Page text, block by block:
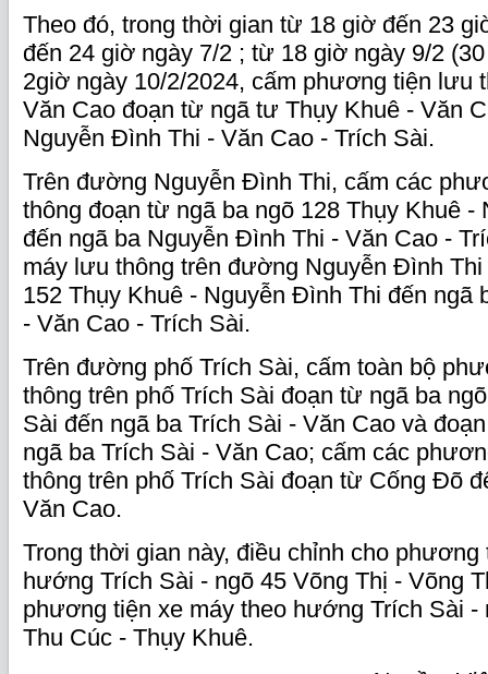
Theo đó, trong thời gian từ 18 giờ đến 23
đến 24 giờ ngày 7/2 ; từ 18 giờ ngày 9/2
2giờ ngày 10/2/2024, cấm phương tiện lưu
Văn Cao đoạn từ ngã tư Thụy Khuê - Văn
Nguyễn Đình Thi - Văn Cao - Trích Sài.
Trên đường Nguyễn Đình Thi, cấm các
thông đoạn từ ngã ba ngõ 128 Thụy Khuê -
đến ngã ba Nguyễn Đình Thi - Văn Cao -
máy lưu thông trên đường Nguyễn Đình
152 Thụy Khuê - Nguyễn Đình Thi đến ngã
- Văn Cao - Trích Sài.
Trên đường phố Trích Sài, cấm toàn bộ
thông trên phố Trích Sài đoạn từ ngã ba
Sài đến ngã ba Trích Sài - Văn Cao và
ngã ba Trích Sài - Văn Cao; cấm các
thông trên phố Trích Sài đoạn từ Cống Đõ
Văn Cao.
Trong thời gian này, điều chỉnh cho phương
hướng Trích Sài - ngõ 45 Võng Thị - Võng
phương tiện xe máy theo hướng Trích Sài -
Thu Cúc - Thụy Khuê.